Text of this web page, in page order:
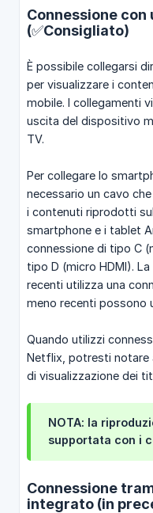
Connessione
(✅Consigliato)
È possibile collegarsi
per visualizzare i
mobile. I collegamenti
uscita del dispositivo
TV.
Per collegare lo
necessario un cavo
i contenuti riprodotti
smartphone e i tablet
connessione di tipo C
tipo D (micro HDMI).
recenti utilizza una
meno recenti possono
Quando utilizzi
Netflix, potresti notare
di visualizzazione dei
NOTA: la
supportata con i
Connessione
integrato (in